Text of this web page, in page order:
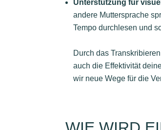
Unterstützung für
andere Muttersprache
Tempo durchlesen und
Durch das
auch die Effektivität
wir neue Wege für die